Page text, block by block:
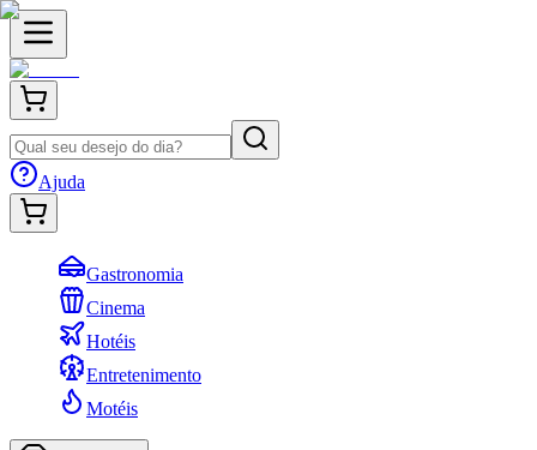
Ajuda
Gastronomia
Cinema
Hotéis
Entretenimento
Motéis